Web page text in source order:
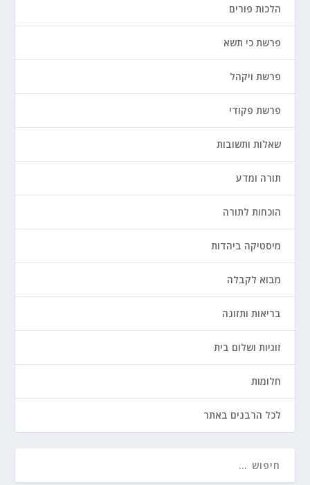
הלכות פורים
פרשת כי תשא
פרשת ויקהל
פרשת פקודי
שאלות ותשובות
תורה ומדע
הוכחות לתורה
מיסטיקה ביהדות
מבוא לקבלה
בריאות ותזונה
זוגיות ושלום בית
חלומות
לכל הרבנים באתר